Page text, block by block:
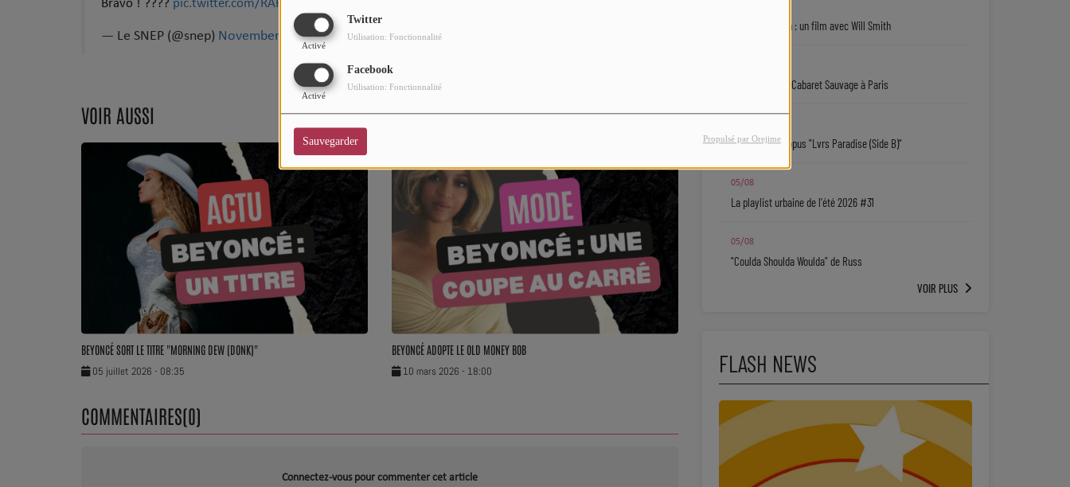
Twitter
Activé
Utilisation: Fonctionnalité
Facebook
Activé
Utilisation: Fonctionnalité
Sauvegarder Propulsé par Orejime
Grille des programmes
L'équipe Soul Addict
Service Commercial
Bravo ! ???? pic.twitter.com/RAHCZBYV69
— Le SNEP (@snep) November 27, 2023
VOIR AUSSI
BEYONCÉ SORT LE TITRE "MORNING DEW (DONK)"
05 juillet 2026 - 08:35
BEYONCÉ ADOPTE LE OLD MONEY BOB
10 mars 2026 - 18:00
COMMENTAIRES(0)
Connectez-vous pour commenter cet article
Jaafar Jackson : un film avec Will Smith
Ryan Leslie au Cabaret Sauvage à Paris
Isaiah Falls : l'opus "Lvrs Paradise (Side B)"
05/08
La playlist urbaine de l'été 2026 #31
05/08
"Coulda Shoulda Woulda" de Russ
VOIR PLUS
FLASH NEWS